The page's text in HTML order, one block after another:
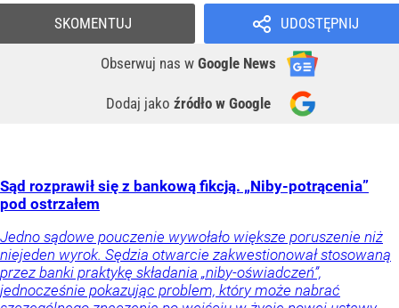
UDOSTĘPNIJ
Obserwuj nas w Google News
Dodaj jako źródło w Google
SKOMENTUJ
Sąd rozprawił się z bankową fikcją. „Niby-potrącenia”
pod ostrzałem
Jedno sądowe pouczenie wywołało większe poruszenie niż
niejeden wyrok. Sędzia otwarcie zakwestionował stosowaną
przez banki praktykę składania „niby-oświadczeń”,
jednocześnie pokazując problem, który może nabrać